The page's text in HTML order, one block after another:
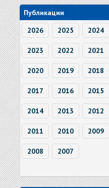
Публикации
2026
2025 2024
2023 2022 2021
2020 2019 2018
2017 2016 2015
2014 2013 2012
2011 2010 2009
2008 2007